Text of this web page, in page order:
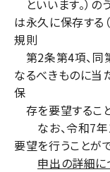
といいます。）
は永久に保存する
規則
第2条第4項、同
なるべきものに当
保
存を要望するこ
なお、令和7年
要望を行うことが
申出の詳細に